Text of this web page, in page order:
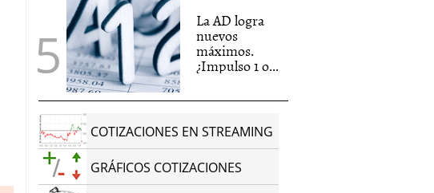
La AD logra
nuevos
máximos.
¿Impulso 1 o...
COTIZACIONES EN STREAMING
GRÁFICOS COTIZACIONES